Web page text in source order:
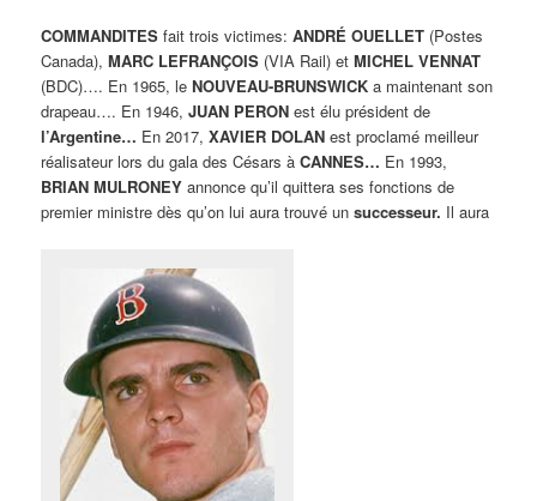
COMMANDITES fait trois victimes:ANDRÉ OUELLET (Postes
Canada),MARC LEFRANÇOIS (VIA Rail) etMICHEL VENNAT
(BDC)…. En 1965, leNOUVEAU-BRUNSWICK a maintenant son
drapeau…. En 1946,JUAN PERON est élu président de
l’Argentine… En 2017,XAVIER DOLAN est proclamé meilleur
réalisateur lors du gala des Césars àCANNES… En 1993,
BRIAN MULRONEY annonce qu’il quittera ses fonctions de
premier ministre dès qu’on lui aura trouvé unsuccesseur. Il aura